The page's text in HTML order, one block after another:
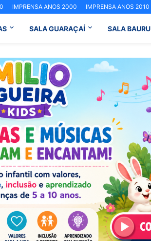
IMPRENSA ANOS 2000 IMPRENSA ANOS 2010
SALA GUARAÇAÍ SALA BAURU